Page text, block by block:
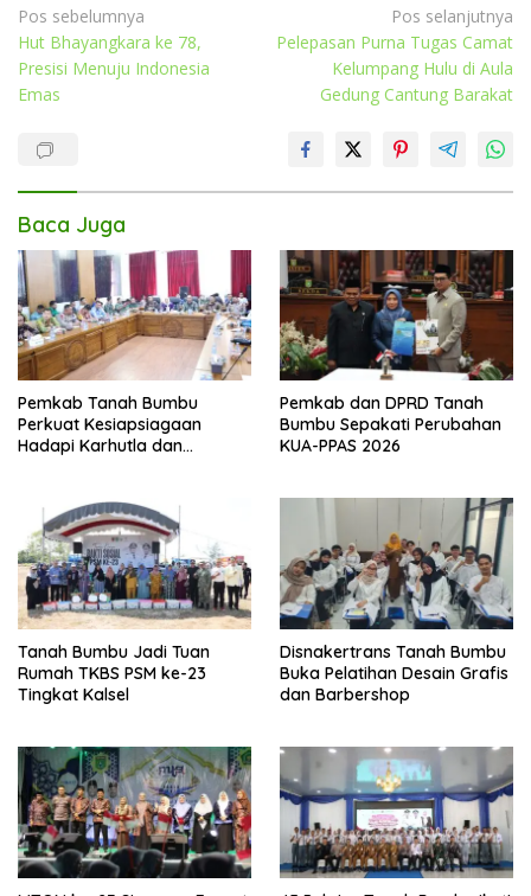
Navigasi
pos
Pos sebelumnya
Hut Bhayangkara ke 78,
Presisi Menuju Indonesia
Emas
Pos selanjutnya
Pelepasan Purna Tugas Camat
Kelumpang Hulu di Aula
Gedung Cantung Barakat
Baca Juga
Pemkab Tanah Bumbu
Perkuat Kesiapsiagaan
Hadapi Karhutla dan
Pemkab dan DPRD Tanah
Bumbu Sepakati Perubahan
KUA-PPAS 2026
Tanah Bumbu Jadi Tuan
Rumah TKBS PSM ke-23
Tingkat Kalsel
Disnakertrans Tanah Bumbu
Buka Pelatihan Desain Grafis
dan Barbershop